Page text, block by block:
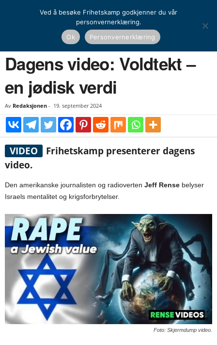
Dagens video: Voldtekt – en jødisk verdi
Dagens video: Voldtekt –
en jødisk verdi
Av Redaksjonen - 19. september 2024
VIDEO
Frihetskamp presenterer dagens
video.
Den amerikanske journalisten og radioverten Jeff Rense belyser
Israels mentalitet og krigsforbrytelser.
Foto: Skjermdump video.
Ved å besøke Frihetskamp godkjenner du vår
personvernerklæring.
Ok
Personvernerklæring